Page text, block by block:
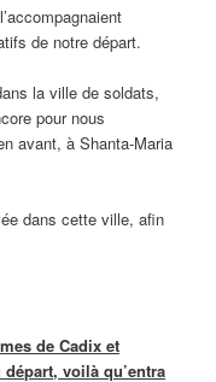
de notre départ.
la ville de soldats,
pour nous
avant, à Shanta-Maria
dans cette ville, afin
de Cadix et
voilà qu’entra